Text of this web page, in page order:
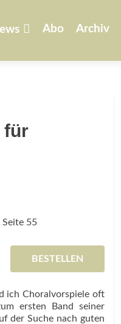
Abo Archiv
für
Seite 55
BESTELLEN
ich Choralvorspiele oft
ersten Band seiner
der Suche nach guten